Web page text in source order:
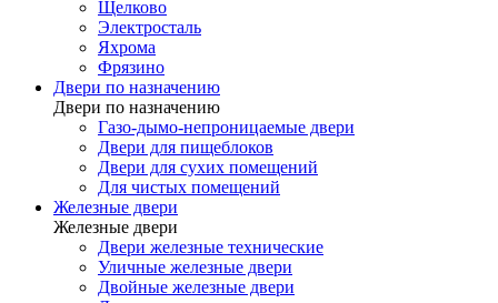
Щелково
Электросталь
Яхрома
Фрязино
Двери по назначению
Двери по назначению
Газо-дымо-непроницаемые двери
Двери для пищеблоков
Двери для сухих помещений
Для чистых помещений
Железные двери
Железные двери
Двери железные технические
Уличные железные двери
Двойные железные двери